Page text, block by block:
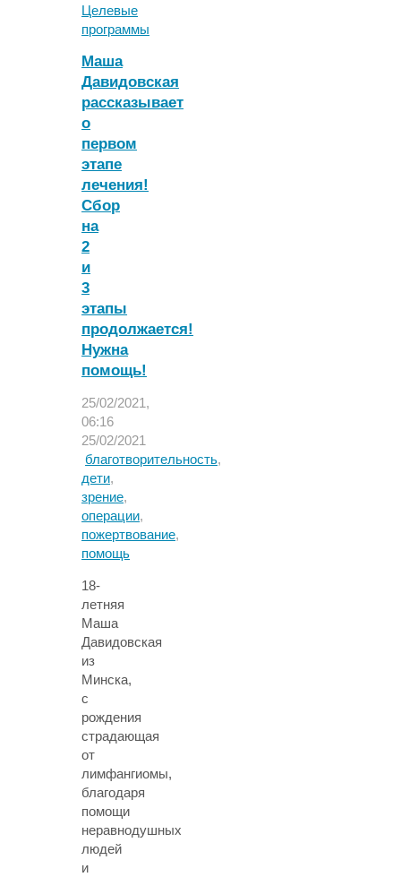
"Врачи
обнаружили
пожилой
женщины
участок
толстой
кишки
в
сердечной
сумке"
Целевые
программы
Маша
Давидовская
рассказывает
о
первом
этапе
лечения!
Сбор
на
2
и
3
этапы
продолжается!
Нужна
помощь!
25/02/2021,
06:16
25/02/2021
благотворительность,
дети,
зрение,
операции,
пожертвование,
помощь
18-
летняя
Маша
Давидовская
из
Минска,
с
рождения
страдающая
от
лимфангиомы,
благодаря
помощи
неравнодушных
людей
и